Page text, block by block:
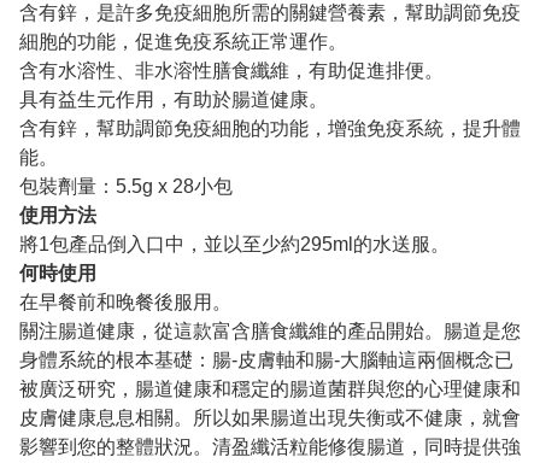
含有鋅，是許多免疫細胞所需的關鍵營養素，幫助調節免疫
細胞的功能，促進免疫系統正常運作。
含有水溶性、非水溶性膳食纖維，有助促進排便。
具有益生元作用，有助於腸道健康。
含有鋅，幫助調節免疫細胞的功能，增強免疫系統，提升體
能。
包裝劑量：5.5g x 28小包
使用方法
將1包產品倒入口中，並以至少約295ml的水送服。
何時使用
在早餐前和晚餐後服用。
關注腸道健康，從這款富含膳食纖維的產品開始。腸道是您
身體系統的根本基礎：腸-皮膚軸和腸-大腦軸這兩個概念已
被廣泛研究，腸道健康和穩定的腸道菌群與您的心理健康和
皮膚健康息息相關。所以如果腸道出現失衡或不健康，就會
影響到您的整體狀況。清盈纖活粒能修復腸道，同時提供強